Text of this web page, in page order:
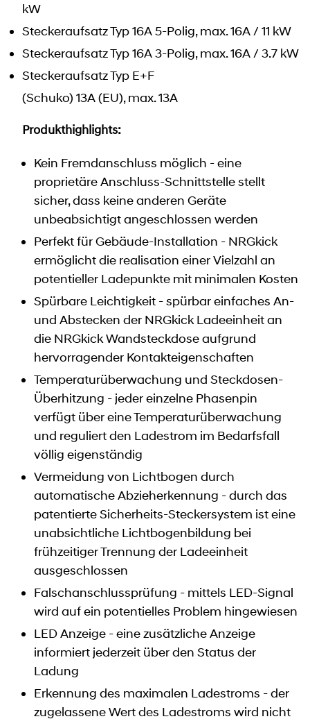
kW
Steckeraufsatz Typ 16A 5-Polig, max. 16A / 11 kW
Steckeraufsatz Typ 16A 3-Polig, max. 16A / 3.7 kW
Steckeraufsatz Typ E+F
(Schuko) 13A (EU), max. 13A
Produkthighlights:
Kein Fremdanschluss möglich - eine
proprietäre Anschluss-Schnittstelle stellt
sicher, dass keine anderen Geräte
unbeabsichtigt angeschlossen werden
Perfekt für Gebäude-Installation - NRGkick
ermöglicht die realisation einer Vielzahl an
potentieller Ladepunkte mit minimalen Kosten
Spürbare Leichtigkeit - spürbar einfaches An-
und Abstecken der NRGkick Ladeeinheit an
die NRGkick Wandsteckdose aufgrund
hervorragender Kontakteigenschaften
Temperaturüberwachung und Steckdosen-
Überhitzung - jeder einzelne Phasenpin
verfügt über eine Temperaturüberwachung
und reguliert den Ladestrom im Bedarfsfall
völlig eigenständig
Vermeidung von Lichtbogen durch
automatische Abzieherkennung - durch das
patentierte Sicherheits-Steckersystem ist eine
unabsichtliche Lichtbogenbildung bei
frühzeitiger Trennung der Ladeeinheit
ausgeschlossen
Falschanschlussprüfung - mittels LED-Signal
wird auf ein potentielles Problem hingewiesen
LED Anzeige - eine zusätzliche Anzeige
informiert jederzeit über den Status der
Ladung
Erkennung des maximalen Ladestroms - der
zugelassene Wert des Ladestroms wird nicht